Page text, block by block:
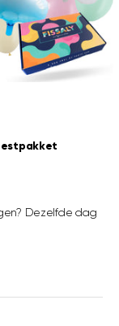
45 6
Dezelfde dag